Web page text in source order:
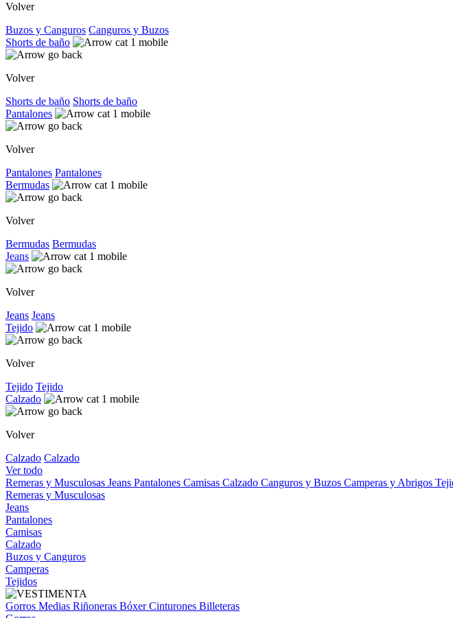
Volver
Buzos y Canguros Canguros y Buzos
Shorts de baño
Volver
Shorts de baño Shorts de baño
Pantalones
Volver
Pantalones Pantalones
Bermudas
Volver
Bermudas Bermudas
Jeans
Volver
Jeans Jeans
Tejido
Volver
Tejido Tejido
Calzado
Volver
Calzado Calzado
Ver todo
Remeras y Musculosas Jeans Pantalones Camisas Calzado Canguros y Buzos Camperas y Abrigos
Remeras y Musculosas
Jeans
Pantalones
Camisas
Calzado
Buzos y Canguros
Camperas
Tejidos
Gorros Medias Riñoneras BóxerCinturones Billeteras